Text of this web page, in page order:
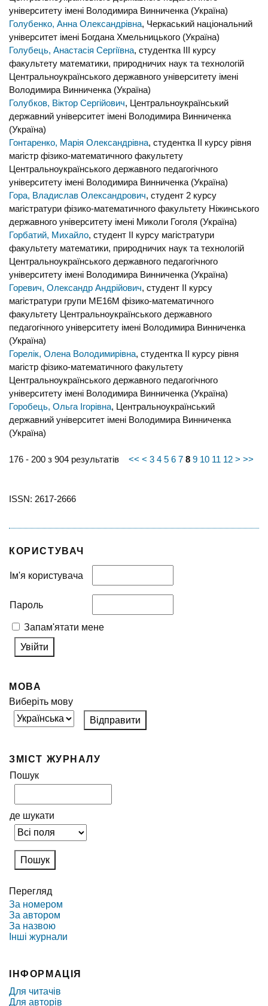
КОРИСТУВАЧ
Ім'я користувача
Пароль
Запам'ятати мене
МОВА
Виберіть мову
ЗМІСТ ЖУРНАЛУ
Пошук
де шукати
Перегляд
За номером
За автором
За назвою
Інші журнали
ІНФОРМАЦІЯ
Для читачів
Для авторів
університету імені Володимира Винниченка (Україна)
Голубенко, Анна Олександрівна, Черкаський національний
університет імені Богдана Хмельницького (Україна)
Голубець, Анастасія Сергіївна, студентка ІІI курсу
факультету математики, природничих наук та технологій
Центральноукраїнського державного університету імені
Володимира Винниченка (Україна)
Голубков, Віктор Сергійович, Центральноукраїнський
державний університет імені Володимира Винниченка
(Україна)
Гонтаренко, Марія Олександрівна, студентка ІІ курсу рівня
магістр фізико-математичного факультету
Центральноукраїнського державного педагогічного
університету імені Володимира Винниченка (Україна)
Гора, Владислав Олександрович, студент 2 курсу
магістратури фізико-математичного факультету Ніжинського
державного університету імені Миколи Гоголя (Україна)
Горбатий, Михайло, студент II курсу магістратури
факультету математики, природничих наук та технологій
Центральноукраїнського державного педагогічного
університету імені Володимира Винниченка (Україна)
Горевич, Олександр Андрійович, студент IІ курсу
магістратури групи МЕ16М фізико-математичного
факультету Центральноукраїнського державного
педагогічного університету імені Володимира Винниченка
(Україна)
Горелік, Олена Володимирівна, студентка ІІ курсу рівня
магістр фізико-математичного факультету
Центральноукраїнського державного педагогічного
університету імені Володимира Винниченка (Україна)
Горобець, Ольга Ігорівна, Центральноукраїнський
державний університет імені Володимира Винниченка
(Україна)
176 - 200 з 904 результатів << < 3 4 5 6 7 8 9 10 11 12 > >>
ISSN: 2617-2666